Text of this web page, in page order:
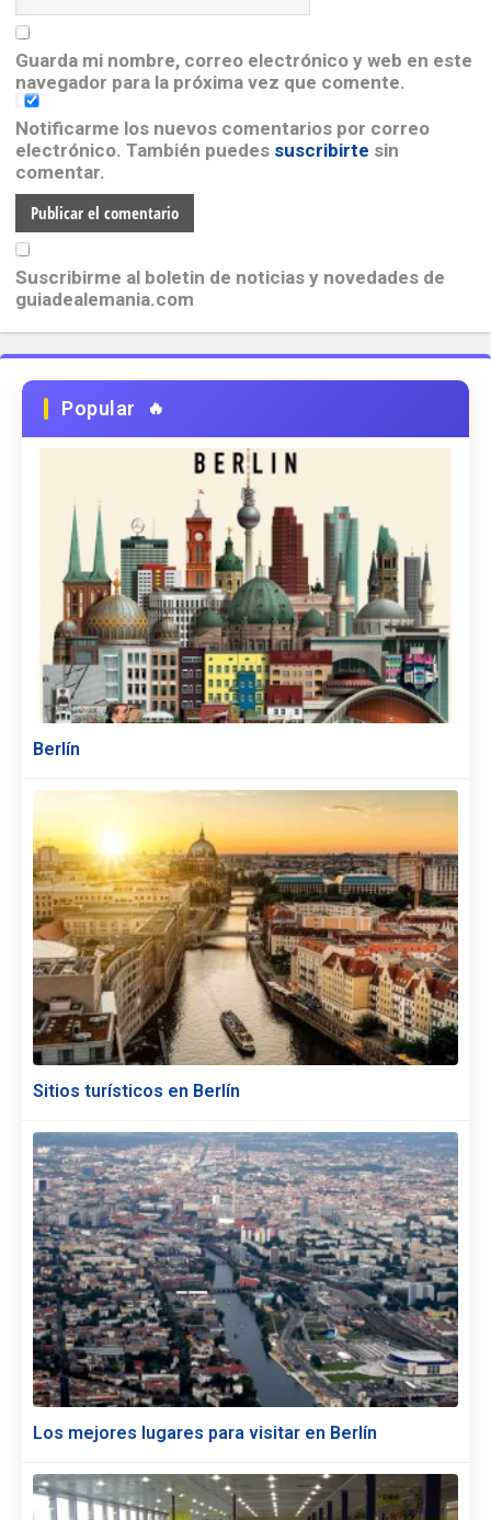
Guarda mi nombre, correo electrónico y web en este
navegador para la próxima vez que comente.
Notificarme los nuevos comentarios por correo
electrónico. También puedes suscribirte sin
comentar.
Suscribirme al boletin de noticias y novedades de
guiadealemania.com
Popular
Berlín
Sitios turísticos en Berlín
Los mejores lugares para visitar en Berlín